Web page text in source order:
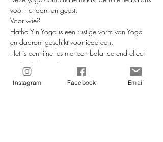
voor lichaam en geest.
Voor wie?
Hatha Yin Yoga is een rustige vorm van Yoga
en daarom geschikt voor iedereen.
Het is een fijne les met een balancerend effect
op body & mind.
Hatha -Yin Yoga is ook geschikt voor mensen
met diverse klachten en aandoeningen, zoals
Instagram Facebook Email